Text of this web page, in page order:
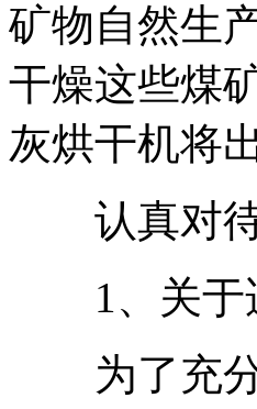
矿物自然生
干燥这些煤
灰烘干机将
认真对待
1、关于
为了充分